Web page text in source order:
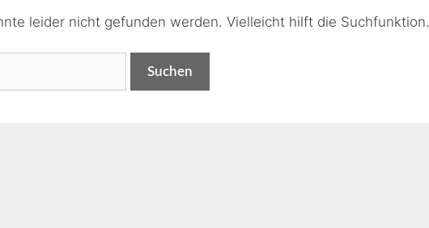
leider nicht gefunden werden. Vielleicht hilft die Suchfunktion.